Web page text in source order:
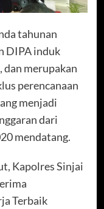
tahunan
DIPA induk
merupakan
perencanaan
menjadi
dari
mendatang.
Kapolres Sinjai
Terbaik